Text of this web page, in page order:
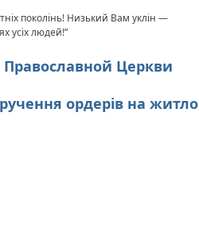
поколінь! Низький Вам уклін —
усіх людей!”
Церкви
ордерів на житло